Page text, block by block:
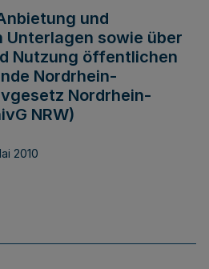
und
sowie über
Nutzung öffentlichen
Nordrhein-
Nordrhein-
NRW)
2010